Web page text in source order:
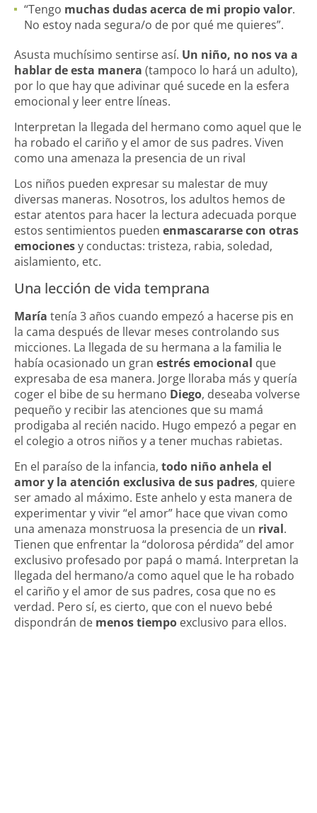
“Tengo muchas dudas acerca de mi propio valor.
No estoy nada segura/o de por qué me quieres”.
Asusta muchísimo sentirse así. Un niño, no nos va a
hablar de esta manera (tampoco lo hará un adulto),
por lo que hay que adivinar qué sucede en la esfera
emocional y leer entre líneas.
Interpretan la llegada del hermano como aquel que le
ha robado el cariño y el amor de sus padres. Viven
como una amenaza la presencia de un rival
Los niños pueden expresar su malestar de muy
diversas maneras. Nosotros, los adultos hemos de
estar atentos para hacer la lectura adecuada porque
estos sentimientos pueden enmascararse con otras
emocionesy conductas: tristeza, rabia, soledad,
aislamiento, etc.
Una lección de vida temprana
María tenía 3 años cuando empezó a hacerse pis en
la cama después de llevar meses controlando sus
micciones. La llegada de su hermana a la familia le
había ocasionado un gran estrés emocional que
expresaba de esa manera. Jorge lloraba más y quería
coger el bibe de su hermano Diego, deseaba volverse
pequeño y recibir las atenciones que su mamá
prodigaba al recién nacido. Hugo empezó a pegar en
el colegio a otros niños y a tener muchas rabietas.
En el paraíso de la infancia, todo niño anhela el
amor y la atención exclusiva de sus padres, quiere
ser amado al máximo. Este anhelo y esta manera de
experimentar y vivir “el amor” hace que vivan como
una amenaza monstruosa la presencia de un rival.
Tienen que enfrentar la “dolorosa pérdida” del amor
exclusivo profesado por papá o mamá. Interpretan la
llegada del hermano/a como aquel que le ha robado
el cariño y el amor de sus padres, cosa que no es
verdad. Pero sí, es cierto, que con el nuevo bebé
dispondrán de menos tiempo exclusivo para ellos.